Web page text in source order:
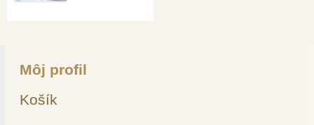
Môj profil
Košík